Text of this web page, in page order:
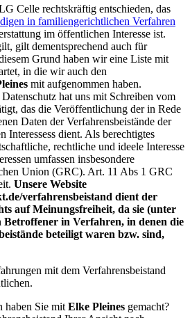
Celle rechtskräftig entschieden, das
in familiengerichtlichen Verfahren
im öffentlichen Interesse ist.
gilt dementsprechend auch für
Grund haben wir eine Liste mit
in die wir auch den
mit aufgenommen haben.
hat uns mit Schreiben vom
das die Veröffentlichung der in Rede
Daten der Verfahrensbeistände der
Interessess dient. Als berechtigtes
rechtliche und ideele Interesse
umfassen insbesondere
Union (GRC). Art. 11 Abs 1 GRC
Unsere Website
verfahrensbeistand dient der
auf Meinungsfreiheit, da sie (unter
Betroffener in Verfahren, in denen die
beteiligt waren bzw. sind,
mit dem Verfahrensbeistand
haben Sie mit Elke Pleines gemacht?